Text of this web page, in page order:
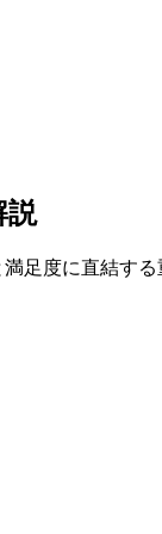
説
足度に直結する